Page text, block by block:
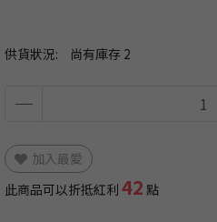
供貨狀況: 尚有庫存 2
加入最愛
此商品可以折抵紅利 42 點